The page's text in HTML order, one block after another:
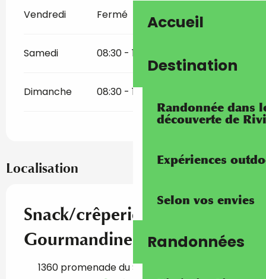
Accueil
Destination
Randonnée dans
découverte de
Expériences
Selon vos envies
Randonnées
Vendredi Fermé
Samedi 08:30 - 17:00
Dimanche 08:30 - 17:00
Localisation
Snack/crêperie La
Gourmandine
1360 promenade du Soleil, 06500 Menton